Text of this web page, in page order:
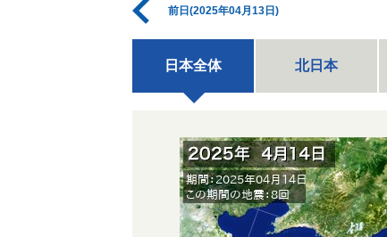
前日(2025年04月13日)
日本全体 北日本